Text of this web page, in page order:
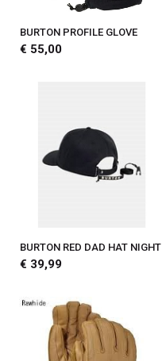
BURTON PROFILE GLOVE
€ 55,00
BURTON RED DAD HAT NIGHT
€ 39,99